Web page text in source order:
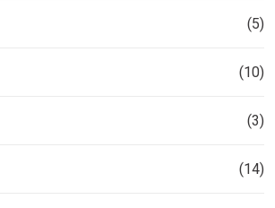
(5)
(10)
(3)
(14)